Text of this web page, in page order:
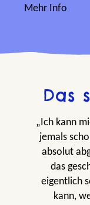
Mehr Info
Das
„Ich kann
jemals
absolut
das
eigentlich
kann,